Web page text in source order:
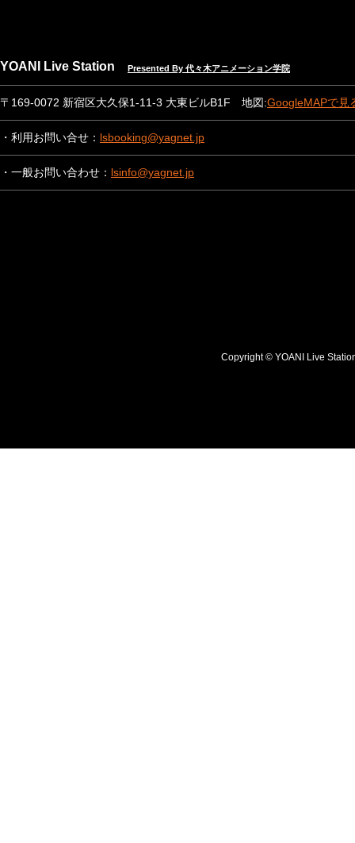
YOANI Live Station Presented By 代々木アニメーション学院
〒169-0072 新宿区大久保1-11-3 大東ビルB1F 地図:GoogleMAPで見
・利用お問い合せ： lsbooking@yagnet.jp
・一般お問い合わせ： lsinfo@yagnet.jp
Copyright © YOANI Live